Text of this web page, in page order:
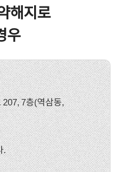
해지로
우
7층(역삼동,
.